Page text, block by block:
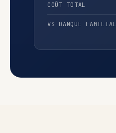
COÛT TOTAL
VS BANQUE